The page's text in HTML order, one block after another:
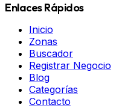
Enlaces Rápidos
Inicio
Zonas
Buscador
Registrar Negocio
Blog
Categorías
Contacto